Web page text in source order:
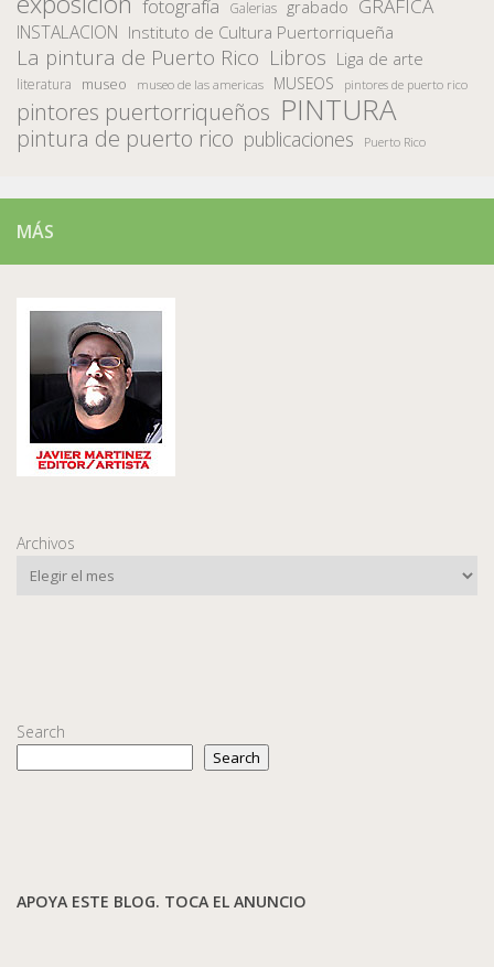
fotografía Galerias grabado GRAFICA
INSTALACION Instituto de Cultura Puertorriqueña
La pintura de Puerto Rico Libros Liga de arte
literatura museo museo de las americas MUSEOS pintores de puerto rico
pintores puertorriqueños PINTURA
pintura de puerto rico publicaciones Puerto Rico
MÁS
Archivos
Search
Search
APOYA ESTE BLOG. TOCA EL ANUNCIO